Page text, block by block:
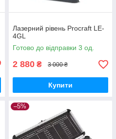
Лазерний рівень Procraft LE-
4GL
Готово до відправки 3 од.
2 880 ₴ 3 000 ₴
Купити
–5%